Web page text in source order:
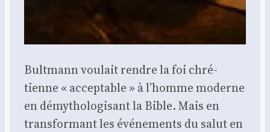
Bult­mann vou­lait rendre la foi chré­
tienne « accep­table » à l’homme moderne
en démy­tho­lo­gi­sant la Bible. Mais en
trans­for­mant les évé­ne­ments du salut en